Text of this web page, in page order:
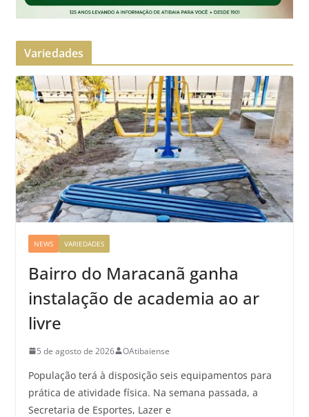
Variedades
NEWS VARIEDADES
Bairro do Maracanã ganha
instalação de academia ao ar
livre
5 de agosto de 2026 OAtibaiense
População terá à disposição seis equipamentos para
prática de atividade física. Na semana passada, a
Secretaria de Esportes, Lazer e